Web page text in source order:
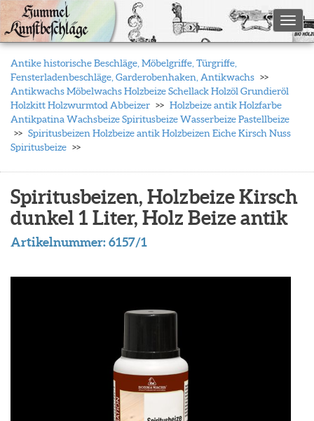
Antike historische Beschläge, Möbelgriffe, Türgriffe,
Fensterladenbeschläge, Garderobenhaken, Antikwachs
Antikwachs Möbelwachs Holzbeize Schellack Holzöl Grundieröl
Holzkitt Holzwurmtod Abbeizer
Holzbeize antik Holzfarbe
Antikpatina Wachsbeize Spiritusbeize Wasserbeize Pastellbeize
Spiritusbeizen Holzbeize antik Holzbeizen Eiche Kirsch Nuss
Spiritusbeize
Spiritusbeizen, Holzbeize Kirsch
dunkel 1 Liter, Holz Beize antik
Artikelnummer:6157/1